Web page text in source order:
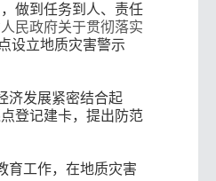
做到任务到人、责任
民政府关于贯彻落实
设立地质灾害警示
济发展紧密结合起
登记建卡，提出防范
育工作，在地质灾害